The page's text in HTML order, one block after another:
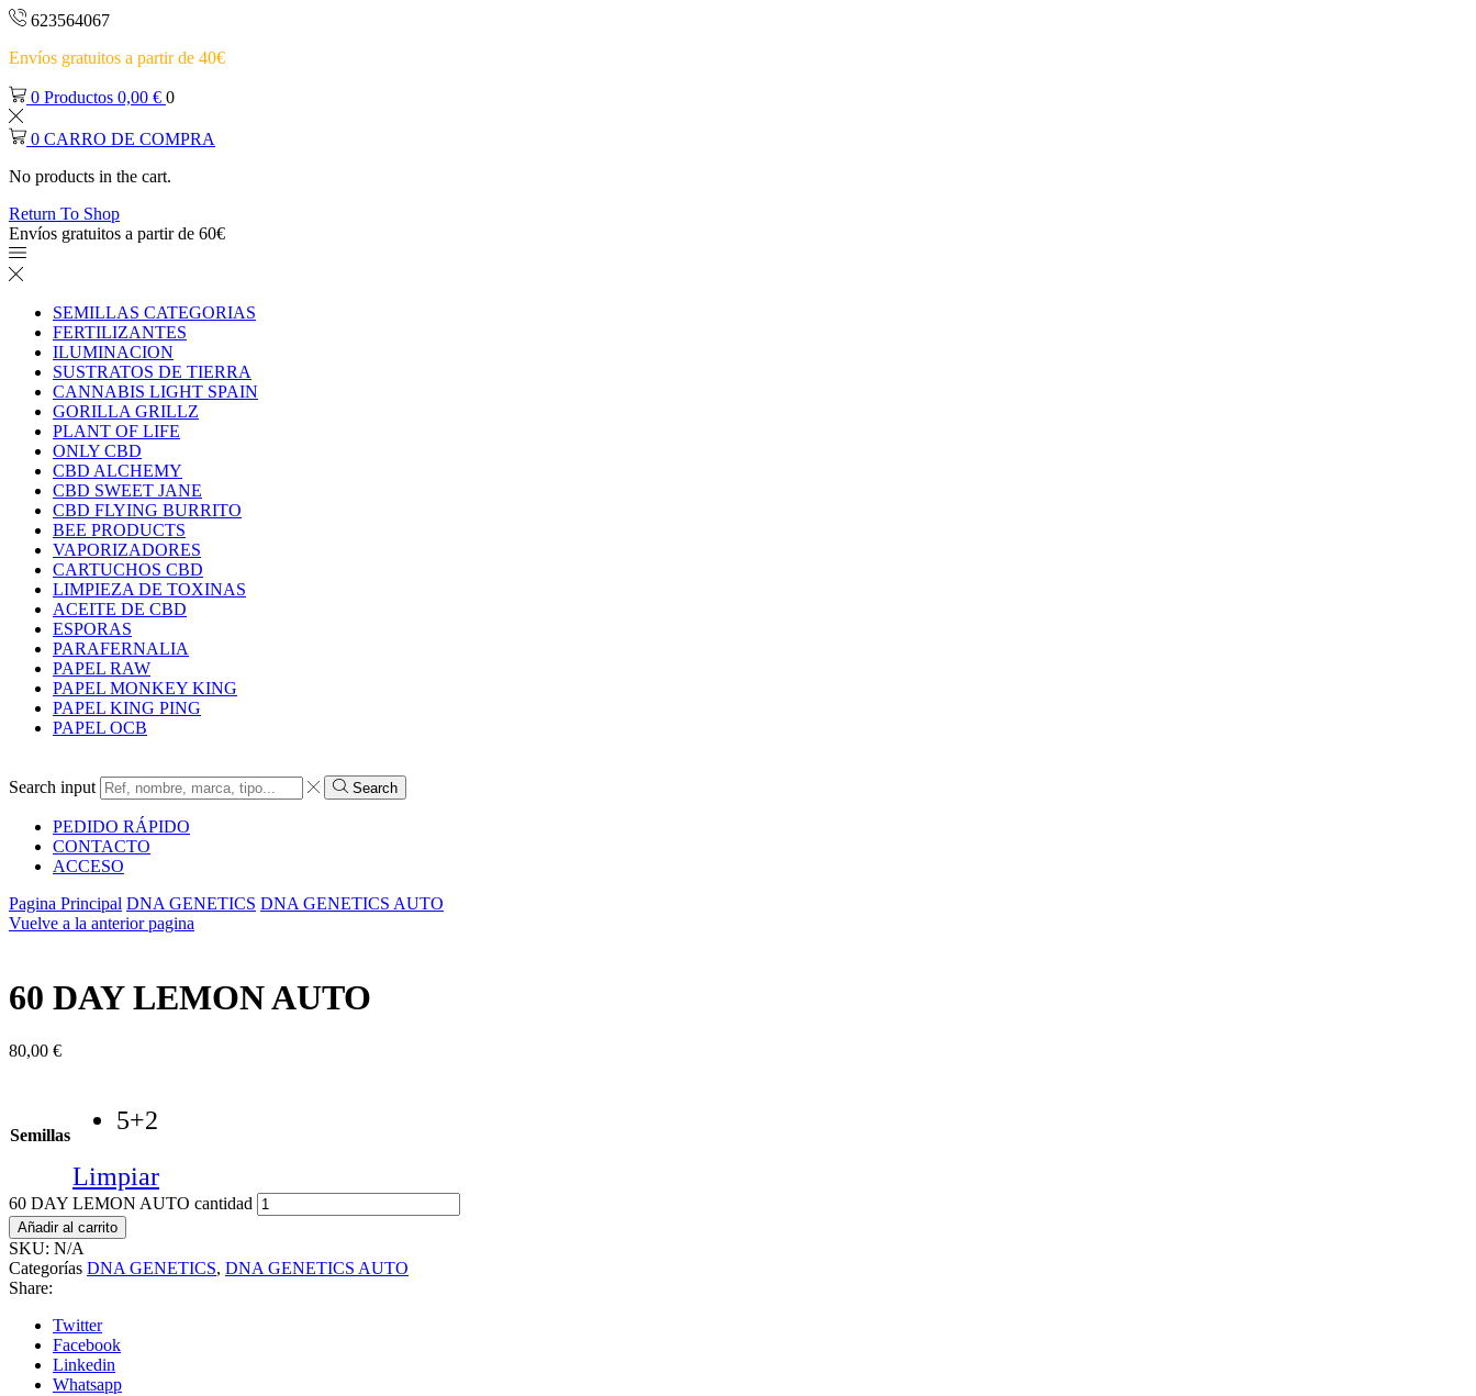
623564067
Envíos gratuitos a partir de 40€
0 Productos 0,00 € 0
0 CARRO DE COMPRA
No products in the cart.
Return To Shop
Envíos gratuitos a partir de 60€
SEMILLAS CATEGORIAS
FERTILIZANTES
ILUMINACION
SUSTRATOS DE TIERRA
CANNABIS LIGHT SPAIN
GORILLA GRILLZ
PLANT OF LIFE
ONLY CBD
CBD ALCHEMY
CBD SWEET JANE
CBD FLYING BURRITO
BEE PRODUCTS
VAPORIZADORES
CARTUCHOS CBD
LIMPIEZA DE TOXINAS
ACEITE DE CBD
ESPORAS
PARAFERNALIA
PAPEL RAW
PAPEL MONKEY KING
PAPEL KING PING
PAPEL OCB
Search input Search
PEDIDO RÁPIDO
CONTACTO
ACCESO
Pagina Principal DNA GENETICS DNA GENETICS AUTO
Vuelve a la anterior pagina
60 DAY LEMON AUTO
80,00 €
Semillas
5+2
Limpiar
60 DAY LEMON AUTO cantidad
Añadir al carrito
SKU: N/A
Categorías DNA GENETICS, DNA GENETICS AUTO
Share:
Twitter
Facebook
Linkedin
Whatsapp